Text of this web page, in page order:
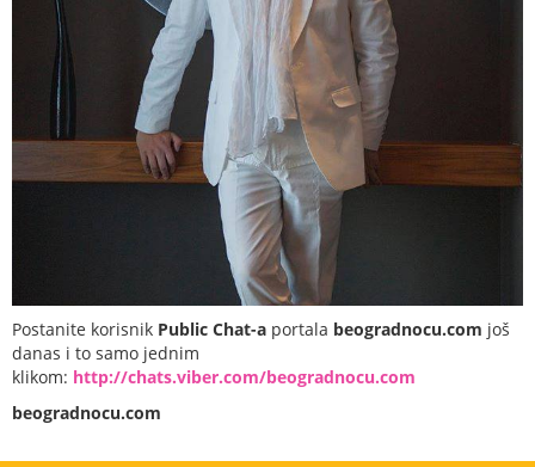
Postanite korisnik Public Chat-a portala beogradnocu.com još
danas i to samo jednim
klikom: http://chats.viber.com/beogradnocu.com
beogradnocu.com